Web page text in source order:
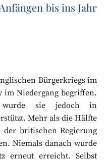
bis ins Jahr
Bürgerkriegs im
im Niedergang begriffen.
wurde sie jedoch in
Mehr als die Hälfte
britischen Regierung
Niemals danach wurde
erneut erreicht. Selbst